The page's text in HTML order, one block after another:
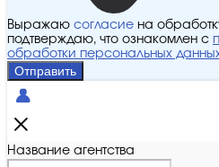
Выражаю согласие на
подтверждаю, что ознакомлен с
обработки персональных
Отправить
Название агентства